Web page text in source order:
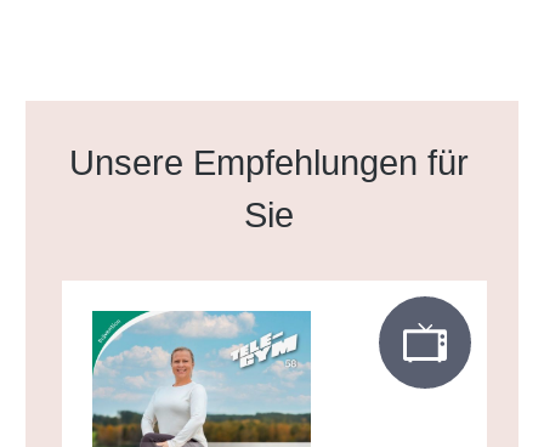
Produktgalerie überspringen
Unsere Empfehlungen für
Sie